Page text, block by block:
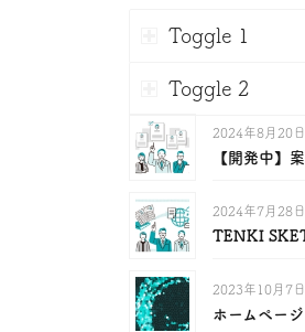
Toggle 1
Toggle 2
2024年8月20日
【開発中】
2024年7月28日
TENKI
2023年10月7日
ホームペー